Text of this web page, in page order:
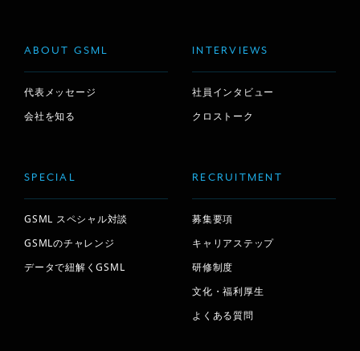
ABOUT GSML
代表メッセージ
会社を知る
INTERVIEWS
社員インタビュー
クロストーク
SPECIAL
GSML スペシャル対談
GSMLのチャレンジ
データで紐解くGSML
RECRUITMENT
募集要項
キャリアステップ
研修制度
文化・福利厚生
よくある質問